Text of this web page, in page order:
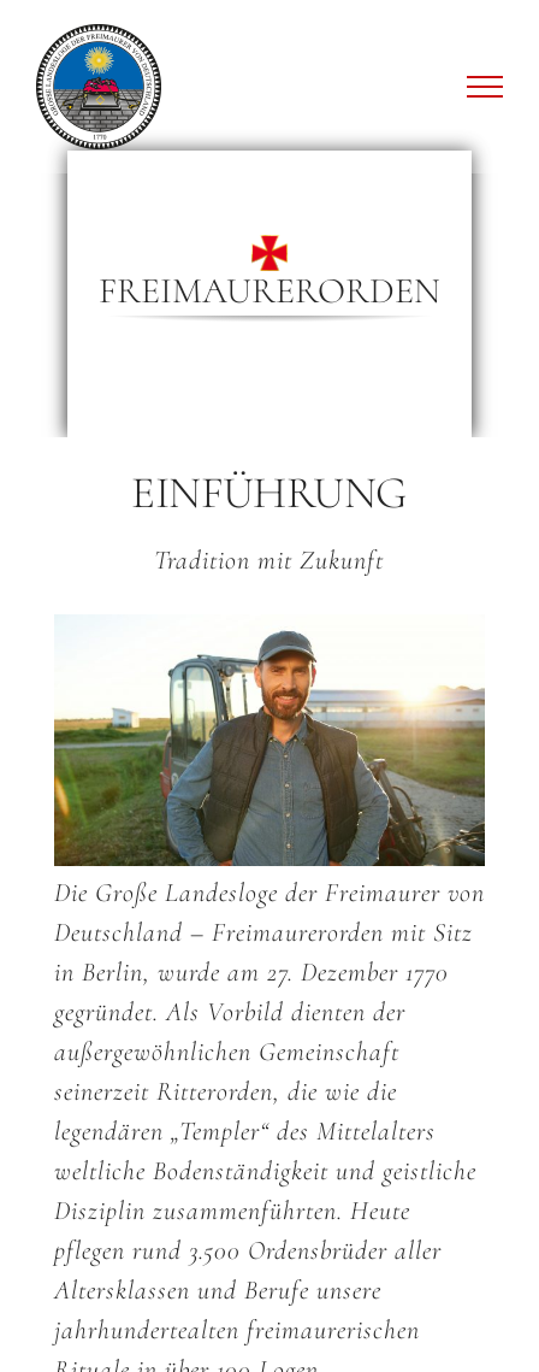
Inhalt
springen
FREIMAURERORDEN
EINFÜHRUNG
Tradition mit Zukunft
Die Große Landesloge der Freimaurer von
Deutschland – Freimaurerorden mit Sitz
in Berlin, wurde am 27. Dezember 1770
gegründet. Als Vorbild dienten der
außergewöhnlichen Gemeinschaft
seinerzeit Ritterorden, die wie die
legendären „Templer“ des Mittelalters
weltliche Bodenständigkeit und geistliche
Disziplin zusammenführten. Heute
pflegen rund 3.500 Ordensbrüder aller
Altersklassen und Berufe unsere
jahrhundertealten freimaurerischen